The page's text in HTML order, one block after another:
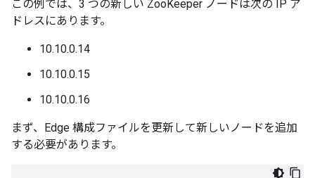
この例では、3 つの新しい ZooKeeper ノードは次の IP ア
ドレスにあります。
10.10.0.14
10.10.0.15
10.10.0.16
まず、Edge 構成ファイルを更新して新しいノードを追加
する必要があります。